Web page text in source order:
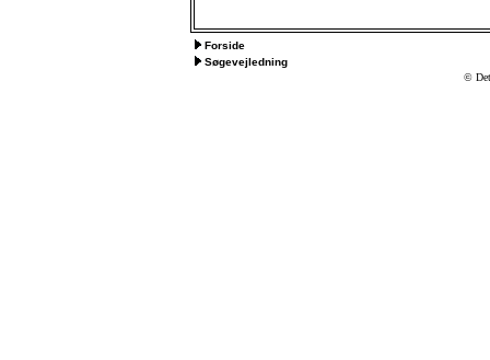
Forside
Søgevejledning
© Det